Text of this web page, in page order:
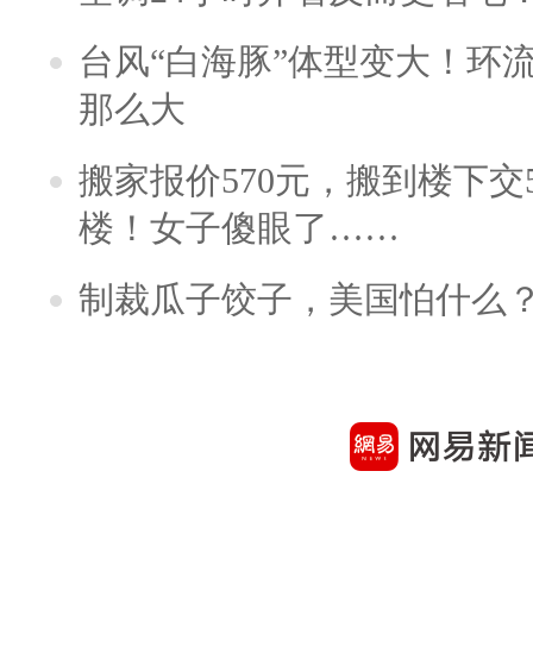
台风“白海豚”体型变大！环
那么大
搬家报价570元，搬到楼下
楼！女子傻眼了……
制裁瓜子饺子，美国怕什么